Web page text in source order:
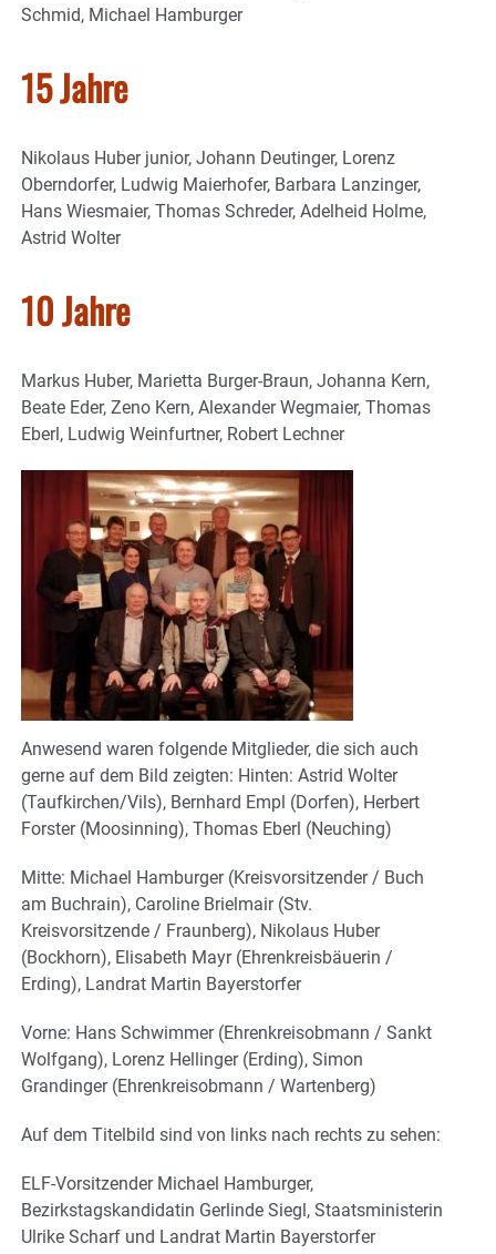
Schmid, Michael Hamburger
15 Jahre
Nikolaus Huber junior, Johann Deutinger, Lorenz
Oberndorfer, Ludwig Maierhofer, Barbara Lanzinger,
Hans Wiesmaier, Thomas Schreder, Adelheid Holme,
Astrid Wolter
10 Jahre
Markus Huber, Marietta Burger-Braun, Johanna Kern,
Beate Eder, Zeno Kern, Alexander Wegmaier, Thomas
Eberl, Ludwig Weinfurtner, Robert Lechner
Anwesend waren folgende Mitglieder, die sich auch
gerne auf dem Bild zeigten: Hinten: Astrid Wolter
(Taufkirchen/Vils), Bernhard Empl (Dorfen), Herbert
Forster (Moosinning), Thomas Eberl (Neuching)
Mitte: Michael Hamburger (Kreisvorsitzender / Buch
am Buchrain), Caroline Brielmair (Stv.
Kreisvorsitzende / Fraunberg), Nikolaus Huber
(Bockhorn), Elisabeth Mayr (Ehrenkreisbäuerin /
Erding), Landrat Martin Bayerstorfer
Vorne: Hans Schwimmer (Ehrenkreisobmann / Sankt
Wolfgang), Lorenz Hellinger (Erding), Simon
Grandinger (Ehrenkreisobmann / Wartenberg)
Auf dem Titelbild sind von links nach rechts zu sehen:
ELF-Vorsitzender Michael Hamburger,
Bezirkstagskandidatin Gerlinde Siegl, Staatsministerin
Ulrike Scharf und Landrat Martin Bayerstorfer